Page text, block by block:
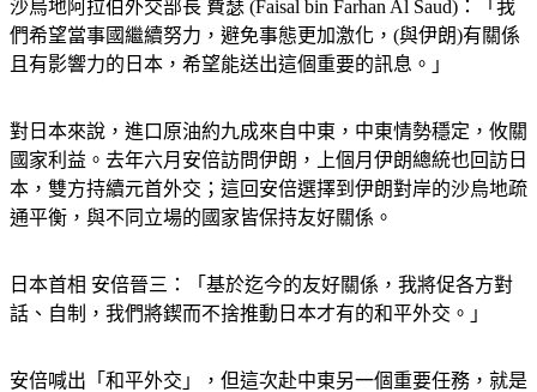
們希望當事國繼續努力，避免事態更加激化，(與伊朗)有關係
且有影響力的日本，希望能送出這個重要的訊息。」
國家利益。去年六月安倍訪問伊朗，上個月伊朗總統也回訪日
本，雙方持續元首外交；這回安倍選擇到伊朗對岸的沙烏地疏
通平衡，與不同立場的國家皆保持友好關係。
話、自制，我們將鍥而不捨推動日本才有的和平外交。」
向各國說明，日本決定派遣自衛隊到中東地區，確保日本相關